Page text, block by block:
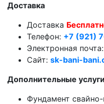
Доставка
Доставка
Телефон: +7 (921)
Электронная почта:
Сайт: sk-bani-
Дополнительные услуги
Фундамент